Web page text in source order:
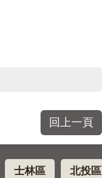
回上一頁
士林區 北投區